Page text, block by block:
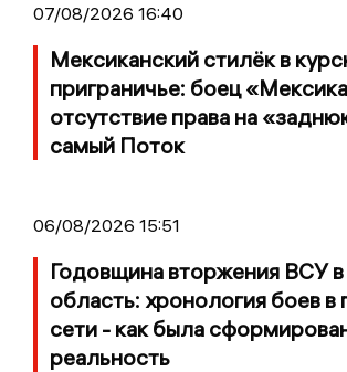
07/08/2026 16:40
Мексиканский стилёк в
приграничье: боец
отсутствие права на
самый Поток
06/08/2026 15:51
Годовщина вторжения ВСУ
область: хронология боев в
сети - как была
реальность